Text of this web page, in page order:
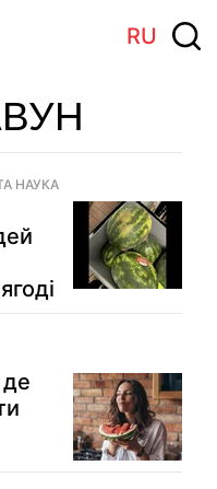
RU
НАУКА
де